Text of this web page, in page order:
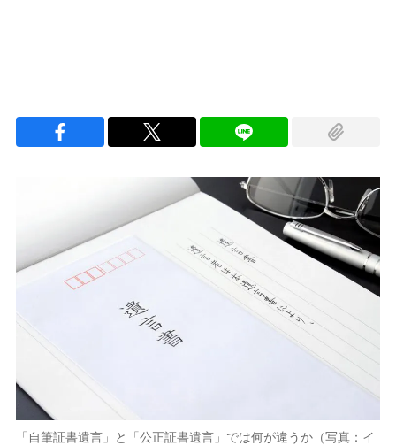
「自筆証書遺言」と「公正証書遺言」では何が違うか（写真：イ